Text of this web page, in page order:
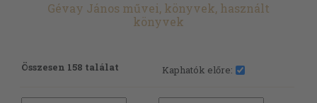
Gévay János művei, könyvek, használt
könyvek
Összesen 158 találat Kaphatók előre: